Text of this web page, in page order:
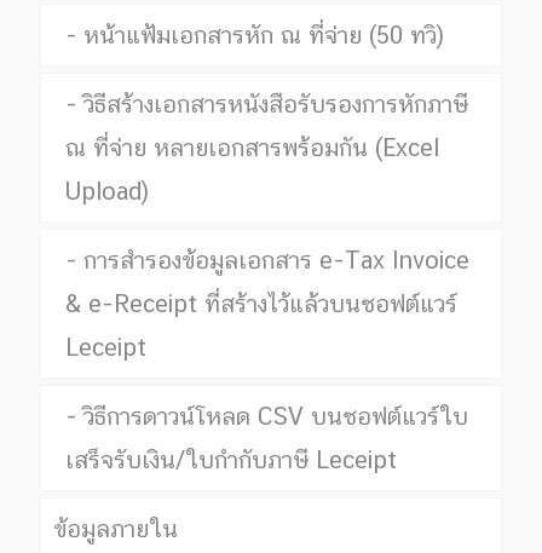
หน้าแฟ้มเอกสารหัก ณ ที่จ่าย (50 ทวิ)
วิธีสร้างเอกสารหนังสือรับรองการหักภาษี
ณ ที่จ่าย หลายเอกสารพร้อมกัน (Excel
Upload)
การสำรองข้อมูลเอกสาร e-Tax Invoice
& e-Receipt ที่สร้างไว้แล้วบนซอฟต์แวร์
Leceipt
วิธีการดาวน์โหลด CSV บนซอฟต์แวร์ใบ
เสร็จรับเงิน/ใบกำกับภาษี Leceipt
ข้อมูลภายใน